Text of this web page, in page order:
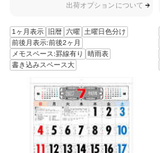
出荷オプションについて
1ヶ月表示 旧暦 六曜
土曜日色分け
前後月表示:前後2ヶ月
メモスペース:罫線有り
晴雨表
書き込みスペース大